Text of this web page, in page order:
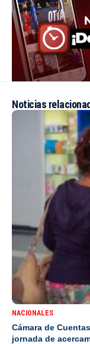
Noticias
NACIONALES
Cámara de
jornada de